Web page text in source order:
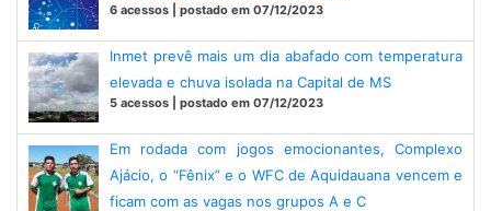
6 acessos | postado em 07/12/2023
Inmet prevê mais um dia abafado com temperatura
elevada e chuva isolada na Capital de MS
5 acessos | postado em 07/12/2023
Em rodada com jogos emocionantes, Complexo
Ajácio, o “Fênix” e o WFC de Aquidauana vencem e
ficam com as vagas nos grupos A e C